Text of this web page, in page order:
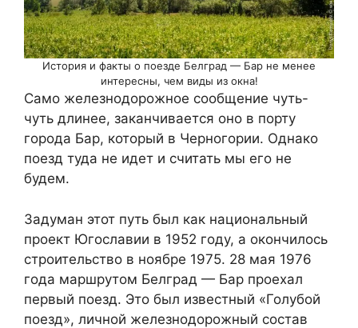
История и факты о поезде Белград — Бар не менее
интересны, чем виды из окна!
Само железнодорожное сообщение чуть-
чуть длинее, заканчивается оно в порту
города Бар, который в Черногории. Однако
поезд туда не идет и считать мы его не
будем.
Задуман этот путь был как национальный
проект Югославии в 1952 году, а окончилось
строительство в ноябре 1975. 28 мая 1976
года маршрутом Белград — Бар проехал
первый поезд. Это был известный «Голубой
поезд», личной железнодорожный состав